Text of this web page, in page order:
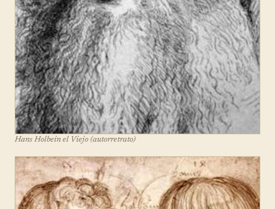
Hans Holbein el Viejo (autorretrato)